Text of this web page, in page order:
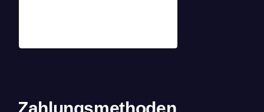
Zahlungsmethoden